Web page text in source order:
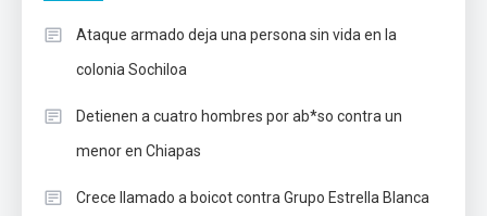
Ataque armado deja una persona sin vida en la
colonia Sochiloa
Detienen a cuatro hombres por ab*so contra un
menor en Chiapas
Crece llamado a boicot contra Grupo Estrella Blanca